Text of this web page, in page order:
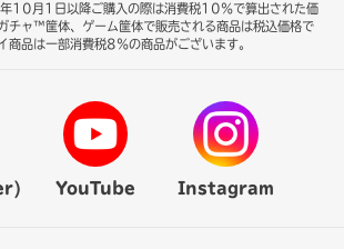
10月1日以降ご購入の際は消費税10％で算出された価
チャ™筐体、ゲーム筐体で販売される商品は税込価格で
商品は一部消費税8％の商品がございます。
YouTube Instagram